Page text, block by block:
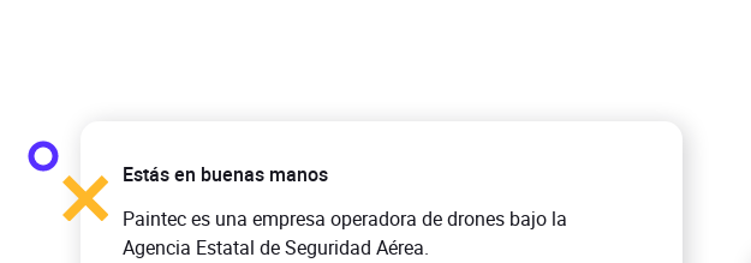
Estás en buenas manos
Paintec es una empresa operadora de drones bajo la
Agencia Estatal de Seguridad Aérea.